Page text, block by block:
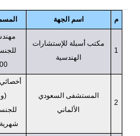
م اسم الجهة
1
مكتب أسبلة للإستشارات
الهندسية
2
المستشفى السعودي
الألماني
شهرية 3,000